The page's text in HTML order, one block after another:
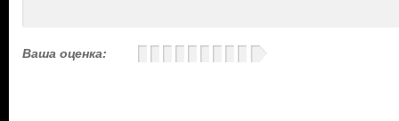
Ваша оценка: